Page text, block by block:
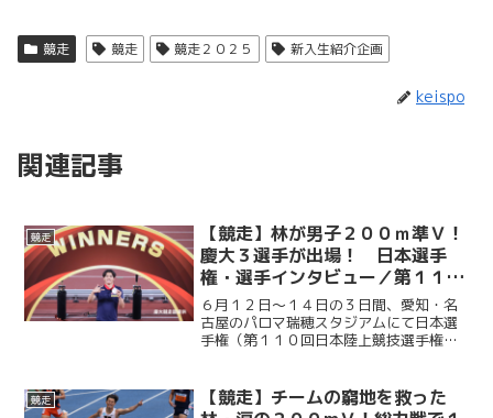
競走 競走 競走２０２５ 新入生紹介企画
keispo
関連記事
競走
【競走】林が男子２００ｍ準Ｖ！
慶大３選手が出場！ 日本選手
権・選手インタビュー／第１１０
回日本陸上競技選手権大会
６月１２日～１４日の３日間、愛知・名
古屋のパロマ瑞穂スタジアムにて日本選
手権（第１１０回日本陸上競技選手権大
１５００ｍに成沢翔英（環４・山梨学
院）、女子やり投に倉田紗優...
競走
【競走】チームの窮地を救った